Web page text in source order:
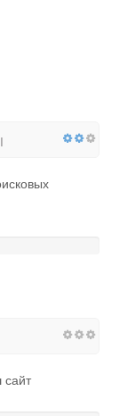
сайт